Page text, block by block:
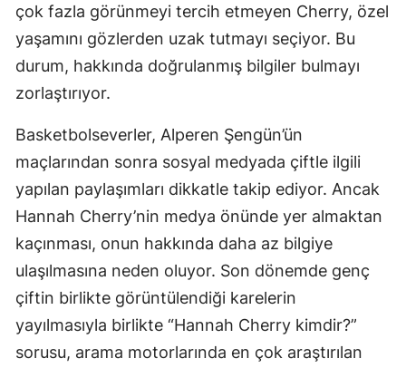
İzmir
Kırklareli
Kocaeli
Konya
Kütahya
Malatya
çok fazla görünmeyi tercih etmeyen Cherry, özel
yaşamını gözlerden uzak tutmayı seçiyor. Bu
durum, hakkında doğrulanmış bilgiler bulmayı
zorlaştırıyor.
Basketbolseverler, Alperen Şengün’ün
maçlarından sonra sosyal medyada çiftle ilgili
yapılan paylaşımları dikkatle takip ediyor. Ancak
Hannah Cherry’nin medya önünde yer almaktan
kaçınması, onun hakkında daha az bilgiye
ulaşılmasına neden oluyor. Son dönemde genç
çiftin birlikte görüntülendiği karelerin
yayılmasıyla birlikte “Hannah Cherry kimdir?”
sorusu, arama motorlarında en çok araştırılan